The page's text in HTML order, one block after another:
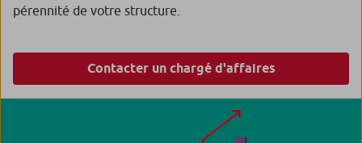
pérennité de votre structure.
Contacter un chargé d'affaires